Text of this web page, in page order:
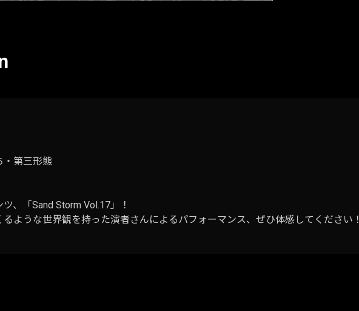
・第三形態
、「Sand Storm Vol.17」！
ような世界観を持った演者さんによるパフォーマンス、ぜひ体感してください！